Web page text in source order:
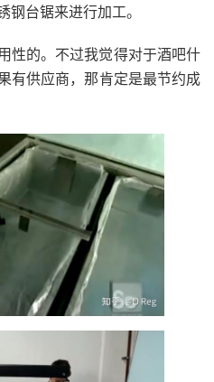
钢台锯来进行加工。
性的。不过我觉得对于酒吧什
有供应商，那肯定是最节约成